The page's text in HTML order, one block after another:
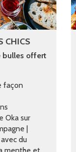
CHICS
bulles offert
façon
Oka sur
|
du